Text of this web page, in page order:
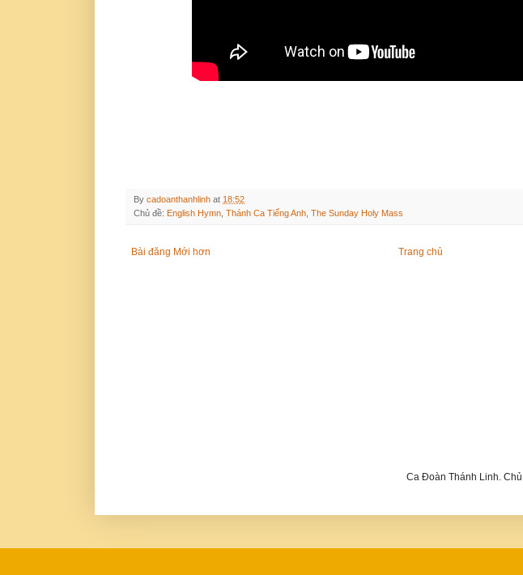
By cadoanthanhlinh at 18:52
Chủ đề: English Hymn Thánh Ca Tiếng Anh The Sunday Holy Mass
Bài đăng Mới hơn Trang chủ
Ca Đoàn Thánh Linh.